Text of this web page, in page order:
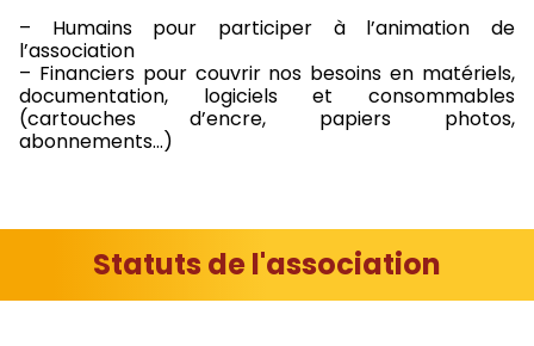
– Humains pour participer à l’animation de
l’association
– Financiers pour couvrir nos besoins en matériels,
documentation, logiciels et consommables
(cartouches d’encre, papiers photos,
abonnements…)
Statuts de l'association